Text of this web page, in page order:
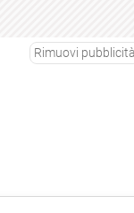
Rimuovi pubblicità